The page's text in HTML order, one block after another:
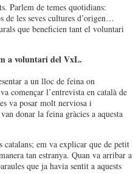
Parlem de temes quotidians:
de les seves cultures d’origen…
que beneficien tant el voluntari
a voluntari del VxL.
a un lloc de feina on
començar l’entrevista en català de
va posar molt nerviosa i
donar la feina gràcies a aquesta
catalans; em va explicar que de petit
tan estranya. Quan va arribar a
que ja havia sentit a aquests